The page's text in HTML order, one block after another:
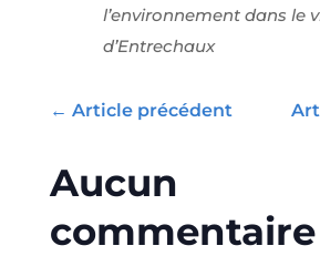
l’environnement dans le
d’Entrechaux
← Article précédent
Aucun
commentaire